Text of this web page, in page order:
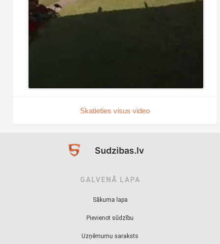
Skatieties visus video
Sudzibas.lv
GALVENĀ LAPA
Sākuma lapa
Pievienot sūdzību
Uzņēmumu saraksts